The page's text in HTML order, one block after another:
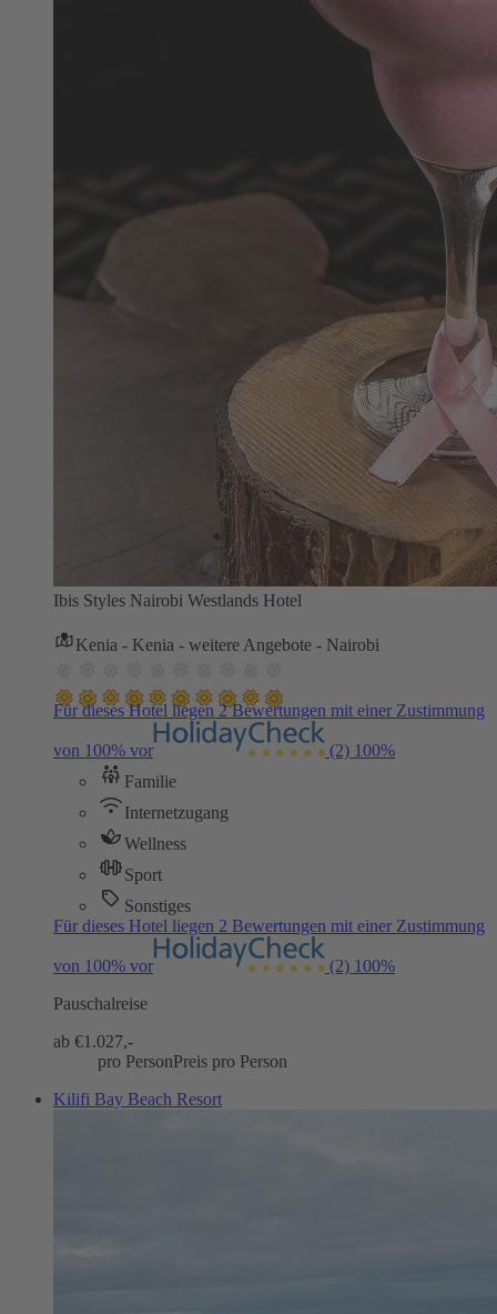
Ibis Styles Nairobi Westlands Hotel
Kenia - Kenia - weitere Angebote - Nairobi
Für dieses Hotel liegen 2 Bewertungen mit einer Zustimmung
von 100% vor (2) 100%
Familie
Internetzugang
Wellness
Sport
Sonstiges
Für dieses Hotel liegen 2 Bewertungen mit einer Zustimmung
von 100% vor (2) 100%
Pauschalreise
ab €1.027,-
pro PersonPreis pro Person
Kilifi Bay Beach Resort